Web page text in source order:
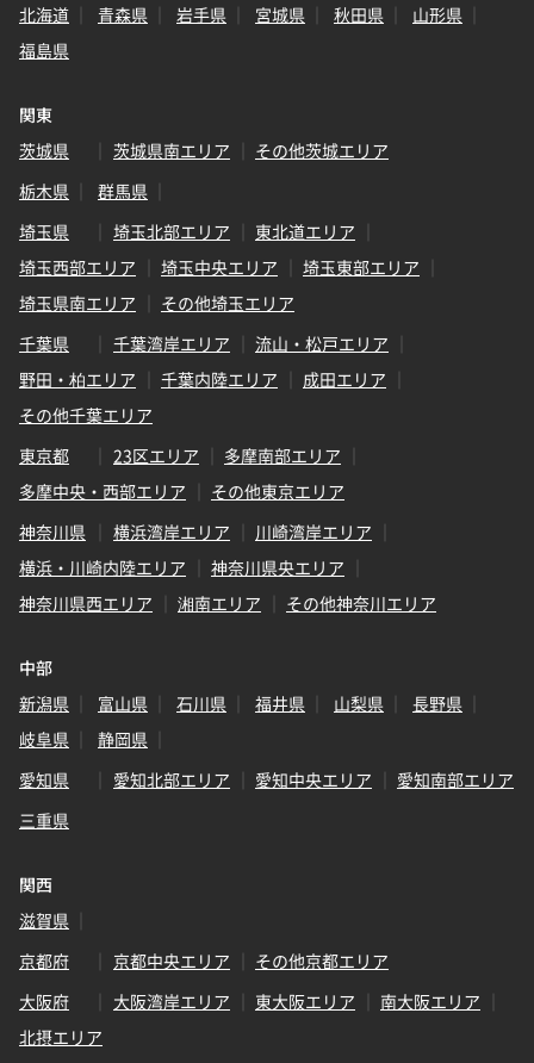
北海道
青森県 岩手県 宮城県 秋田県
山形県
福島県
関東
茨城県
茨城県南エリア
その他茨城エリア
栃木県
群馬県
埼玉県
埼玉北部エリア
東北道エリア
埼玉西部エリア
埼玉中央エリア
埼玉東部エリア
埼玉県南エリア
その他埼玉エリア
千葉県
千葉湾岸エリア
流山・松戸エリア
野田・柏エリア
千葉内陸エリア
成田エリア
その他千葉エリア
東京都
23区エリア
多摩南部エリア
多摩中央・西部エリア
その他東京エリア
神奈川県
横浜湾岸エリア
川崎湾岸エリア
横浜・川崎内陸エリア
神奈川県央エリア
神奈川県西エリア
湘南エリア その他神奈川エリア
中部
新潟県
富山県 石川県 福井県 山梨県
長野県
岐阜県
静岡県
愛知県
愛知北部エリア 愛知中央エリア
愛知南部エリア
三重県
関西
滋賀県
京都府
京都中央エリア
その他京都エリア
大阪府
大阪湾岸エリア 東大阪エリア
南大阪エリア
北摂エリア